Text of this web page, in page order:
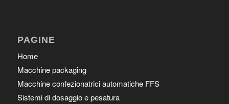
PAGINE
Home
Macchine packaging
Macchine confezionatrici automatiche FFS
Sistemi di dosaggio e pesatura